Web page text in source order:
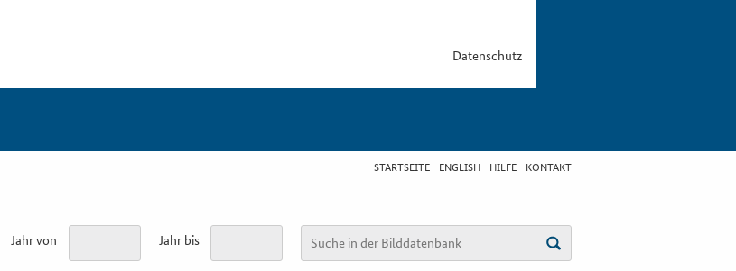
Datenschutz
STARTSEITE ENGLISH HILFE KONTAKT
Jahr von Jahr bis